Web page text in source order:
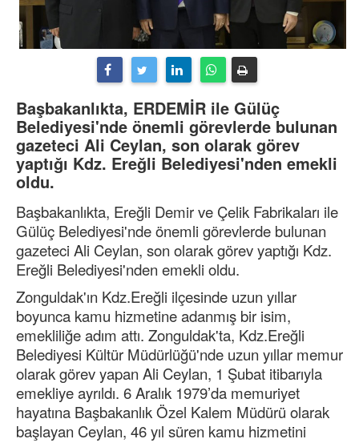
Başbakanlıkta, ERDEMİR ile Gülüç
Belediyesi'nde önemli görevlerde bulunan
gazeteci Ali Ceylan, son olarak görev
yaptığı Kdz. Ereğli Belediyesi'nden emekli
oldu.
Başbakanlıkta, Ereğli Demir ve Çelik Fabrikaları ile
Gülüç Belediyesi'nde önemli görevlerde bulunan
gazeteci Ali Ceylan, son olarak görev yaptığı Kdz.
Ereğli Belediyesi'nden emekli oldu.
Zonguldak'ın Kdz.Ereğli ilçesinde uzun yıllar
boyunca kamu hizmetine adanmış bir isim,
emekliliğe adım attı. Zonguldak'ta, Kdz.Ereğli
Belediyesi Kültür Müdürlüğü'nde uzun yıllar memur
olarak görev yapan Ali Ceylan, 1 Şubat itibarıyla
emekliye ayrıldı. 6 Aralık 1979’da memuriyet
hayatına Başbakanlık Özel Kalem Müdürü olarak
başlayan Ceylan, 46 yıl süren kamu hizmetini